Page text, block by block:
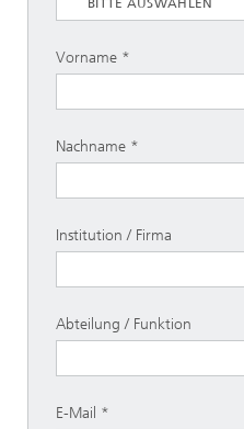
Vorname
Nachname
Institution / Firma
Abteilung / Funktion
E-Mail